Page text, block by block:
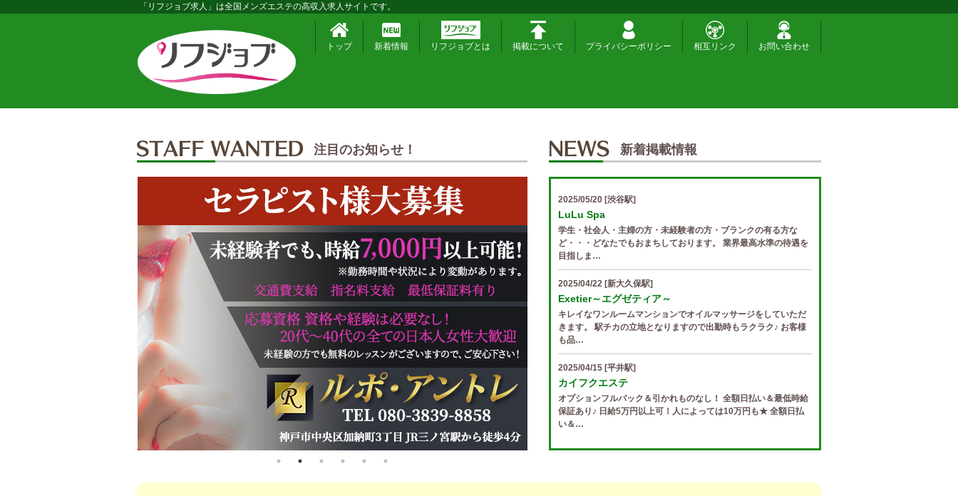
「リフジョブ求人」は全国メンズエステの高収入求人サイトです。
トップ 新着情報 リフジョブとは 掲載について プライバシーポリシー 相互リンク お問い合わせ
注目のお知らせ！ 新着掲載情報
2025/05/20[渋谷駅]
LuLu Spa
学生・社会人・主婦の方・未経験者の方・ブランクの有る方な
ど・・・どなたでもおまちしております。 業界最高水準の待遇を
目指しま…
2025/04/22[新大久保駅]
Exetier～エグゼティア～
キレイなワンルームマンションでオイルマッサージをしていただ
きます。 駅チカの立地となりますので出勤時もラクラク♪ お客様
も品…
2025/04/15[平井駅]
カイフクエステ
オプションフルバック＆引かれものなし！ 全額日払い＆最低時給
保証あり♪ 日給5万円以上可！人によっては10万円も★ 全額日払
い＆…
2025/04/14[小倉駅]
歩合率・RANK昇格制度 給与保証・アリバイ対策・送迎など、 快